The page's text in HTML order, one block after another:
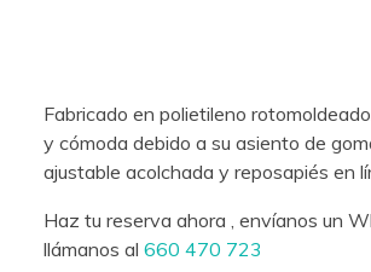
Fabricado en polietileno
y cómoda debido a su asiento de
ajustable acolchada y reposapiés en
Haz tu reserva ahora , envíanos un
llámanos al 660 470 723